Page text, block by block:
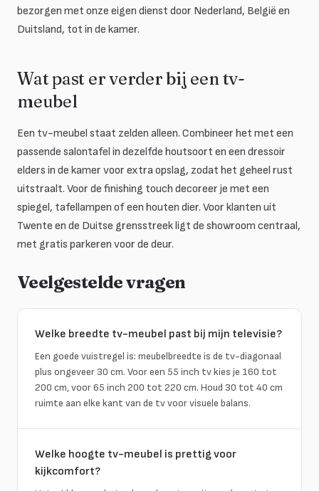
bezorgen met onze eigen dienst door Nederland, België en
Duitsland, tot in de kamer.
Wat past er verder bij een tv-
meubel
Een tv-meubel staat zelden alleen. Combineer het met een
passende salontafel in dezelfde houtsoort en een dressoir
elders in de kamer voor extra opslag, zodat het geheel rust
uitstraalt. Voor de finishing touch decoreer je met een
spiegel, tafellampen of een houten dier. Voor klanten uit
Twente en de Duitse grensstreek ligt de showroom centraal,
met gratis parkeren voor de deur.
Veelgestelde vragen
Welke breedte tv-meubel past bij mijn televisie?
Een goede vuistregel is: meubelbreedte is de tv-diagonaal
plus ongeveer 30 cm. Voor een 55 inch tv kies je 160 tot
200 cm, voor 65 inch 200 tot 220 cm. Houd 30 tot 40 cm
ruimte aan elke kant van de tv voor visuele balans.
Welke hoogte tv-meubel is prettig voor
kijkcomfort?